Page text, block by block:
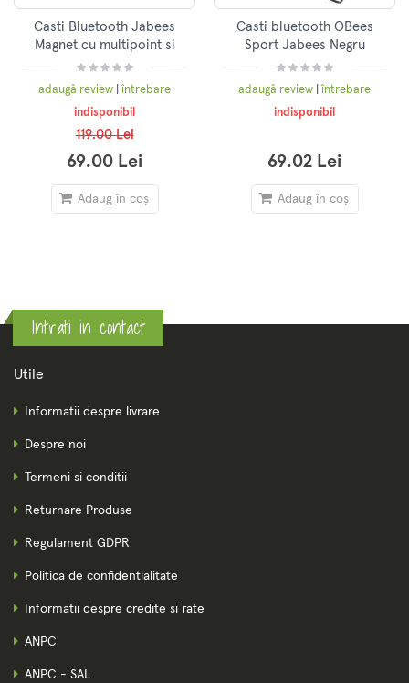
Casti Bluetooth Jabees
Magnet cu multipoint si
prindere magnetica
adaugă review
întrebare
indisponibil
119.00 Lei
69.00 Lei
Adaug în coș
Casti bluetooth OBees
Sport Jabees Negru
adaugă review
întrebare
indisponibil
69.02 Lei
Adaug în coș
Intrati in contact
Utile
Informatii despre livrare
Despre noi
Termeni si conditii
Returnare Produse
Regulament GDPR
Politica de confidentialitate
Informatii despre credite si rate
ANPC
ANPC - SAL